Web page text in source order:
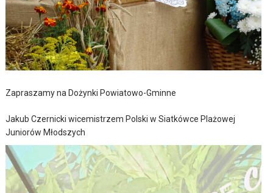
Zapraszamy na Dożynki Powiatowo-Gminne
Jakub Czernicki wicemistrzem Polski w Siatkówce Plażowej
Juniorów Młodszych